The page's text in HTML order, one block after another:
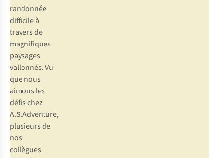
randonnée
difficile à
travers de
magnifiques
paysages
vallonnés. Vu
que nous
aimons les
défis chez
A.S.Adventure,
plusieurs de
nos
collègues